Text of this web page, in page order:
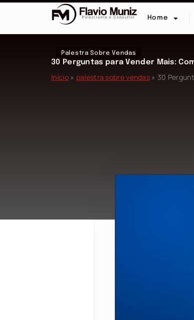
Home
Palestra Sobre Vendas
30 Perguntas para Vender Mais:
Início» palestra sobre vendas » 30